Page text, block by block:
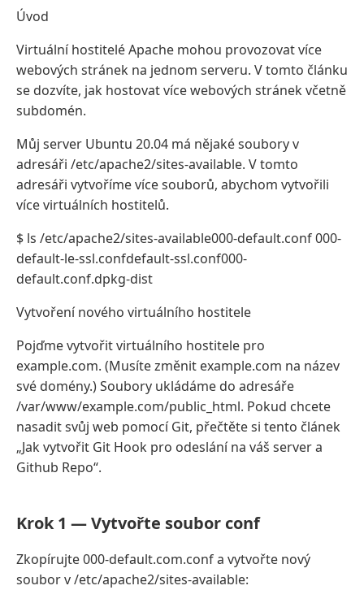
Úvod
Virtuální hostitelé Apache mohou provozovat více
webových stránek na jednom serveru. V tomto článku
se dozvíte, jak hostovat více webových stránek včetně
subdomén.
Můj server Ubuntu 20.04 má nějaké soubory v
adresáři /etc/apache2/sites-available. V tomto
adresáři vytvoříme více souborů, abychom vytvořili
více virtuálních hostitelů.
$ ls /etc/apache2/sites-available000-default.conf 000-
default-le-ssl.confdefault-ssl.conf000-
default.conf.dpkg-dist
Vytvoření nového virtuálního hostitele
Pojďme vytvořit virtuálního hostitele pro
example.com. (Musíte změnit example.com na název
své domény.) Soubory ukládáme do adresáře
/var/www/example.com/public_html. Pokud chcete
nasadit svůj web pomocí Git, přečtěte si tento článek
„Jak vytvořit Git Hook pro odeslání na váš server a
Github Repo“.
Krok 1 — Vytvořte soubor conf
Zkopírujte 000-default.com.conf a vytvořte nový
soubor v /etc/apache2/sites-available: